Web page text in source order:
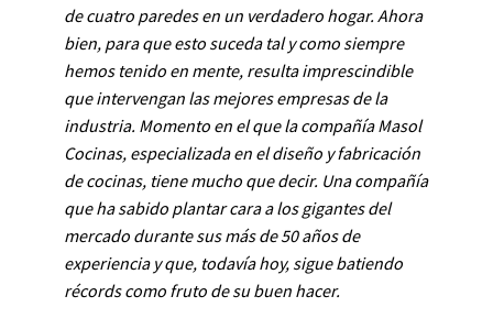
de cuatro paredes en un verdadero hogar. Ahora
bien, para que esto suceda tal y como siempre
hemos tenido en mente, resulta imprescindible
que intervengan las mejores empresas de la
industria. Momento en el que la compañía Masol
Cocinas, especializada en el diseño y fabricación
de cocinas, tiene mucho que decir. Una compañía
que ha sabido plantar cara a los gigantes del
mercado durante sus más de 50 años de
experiencia y que, todavía hoy, sigue batiendo
récords como fruto de su buen hacer.